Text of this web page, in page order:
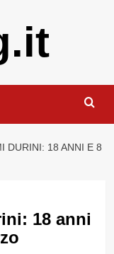
DURINI: 18 ANNI E 8
18 anni